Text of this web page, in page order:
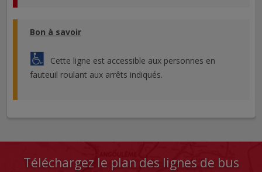
Bon à savoir
Cette ligne est accessible aux personnes en
fauteuil roulant aux arrêts indiqués.
Téléchargez le plan des lignes de bus